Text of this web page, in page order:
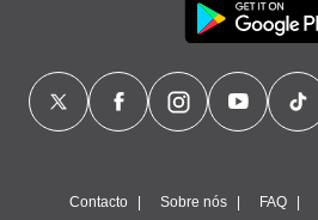
Contacto Sobre nós FAQ